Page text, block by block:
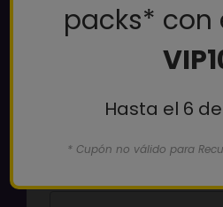
packs* con
Hasta el 6
* Cupón no válido para